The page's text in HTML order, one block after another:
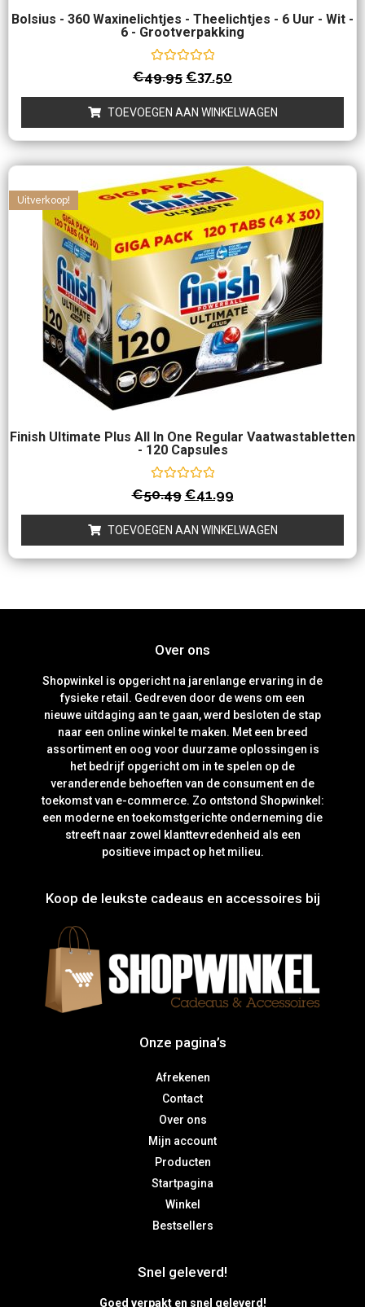
Bolsius - 360 Waxinelichtjes - Theelichtjes - 6 Uur - Wit -
6 - Grootverpakking
Waardering
0
uit
5
€49.95 €37.50
TOEVOEGEN AAN WINKELWAGEN
Finish Ultimate Plus All In One Regular Vaatwastabletten
- 120 Capsules
Waardering
0
uit
5
€50.49 €41.99
Uitverkoop!
TOEVOEGEN AAN WINKELWAGEN
Over ons
Shopwinkel is opgericht na jarenlange ervaring in de
fysieke retail. Gedreven door de wens om een
nieuwe uitdaging aan te gaan, werd besloten de stap
naar een online winkel te maken. Met een breed
assortiment en oog voor duurzame oplossingen is
het bedrijf opgericht om in te spelen op de
veranderende behoeften van de consument en de
toekomst van e-commerce. Zo ontstond Shopwinkel:
een moderne en toekomstgerichte onderneming die
streeft naar zowel klanttevredenheid als een
positieve impact op het milieu.
Koop de leukste cadeaus en accessoires bij
Onze pagina’s
Afrekenen
Contact
Over ons
Mijn account
Producten
Startpagina
Winkel
Bestsellers
Snel geleverd!
Goed verpakt en snel geleverd!